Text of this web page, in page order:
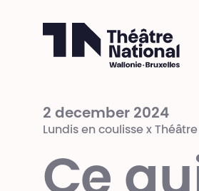
2 december 2024
Lundis en coulisse x Théâtre